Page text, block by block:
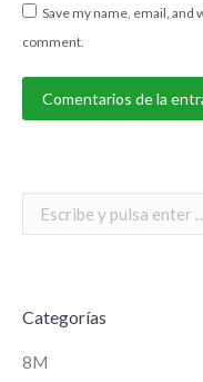
Save my name, email,
comment.
Comentarios de la
Search:
Categorías
8M